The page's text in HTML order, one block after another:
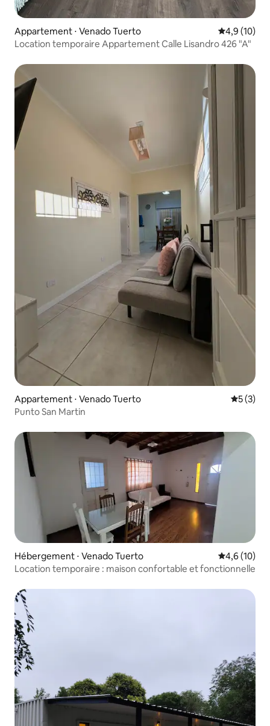
Appartement ⋅ Venado Tuerto Évaluation
4,9 (10)
Location temporaire Appartement Calle Lisandro 426 "A"
Appartement ⋅ Venado Tuerto
5 (3)
Punto San Martin
Hébergement ⋅ Venado Tuerto Évaluation
4,6 (10)
Location temporaire : maison confortable et fonctionnelle